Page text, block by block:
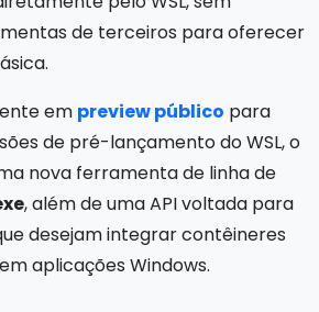
de terceiros para oferecer
em preview público para
de pré-lançamento do WSL, o
nova ferramenta de linha de
, além de uma API voltada para
desejam integrar contêineres
aplicações Windows.